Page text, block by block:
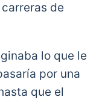
de
lo que le
por una
que el